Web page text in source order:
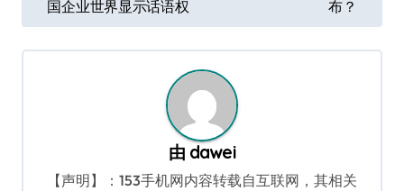
导
航
国企业世界显示话语权
布？
由 dawei
【声明】：153手机网内容转载自互联网，其相关